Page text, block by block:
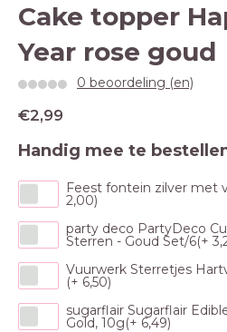
Cake topper
Year rose goud
0 beoordeling (en)
€2,99
Handig mee te
Feest fontein zilver met
2,00)
party deco PartyDeco
Sterren - Goud Set/6(+
Vuurwerk Sterretjes
(+ 6,50)
sugarflair Sugarflair
Gold, 10g(+ 6,49)